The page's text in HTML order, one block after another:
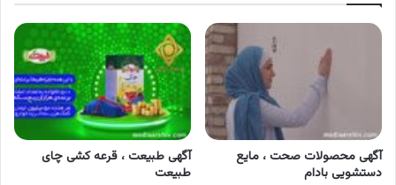
آگهی محصولات صحت ، مایع
دستشویی بادام
آگهی طبیعت ، قرعه کشی چای
طبیعت